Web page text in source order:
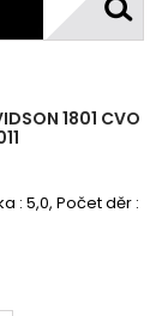
1801 CVO
: 5,0, Počet děr :